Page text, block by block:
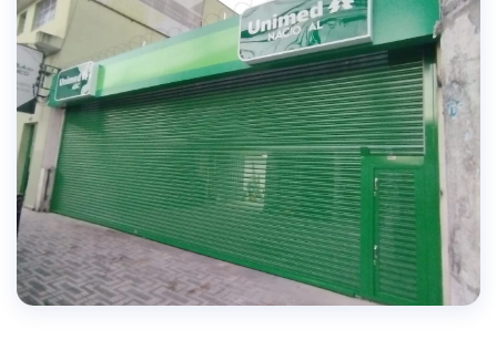
Automação e segurança em cada instalação